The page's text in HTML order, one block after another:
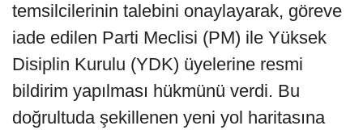
temsilcilerinin talebini onaylayarak, göreve
iade edilen Parti Meclisi (PM) ile Yüksek
Disiplin Kurulu (YDK) üyelerine resmi
bildirim yapılması hükmünü verdi. Bu
doğrultuda şekillenen yeni yol haritasına